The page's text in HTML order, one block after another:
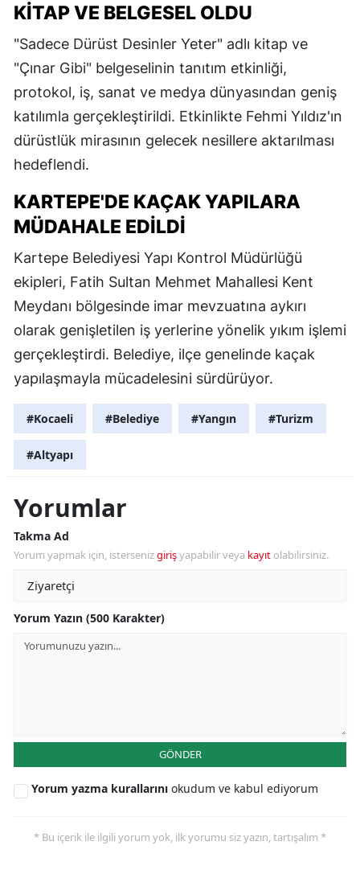
KITAP VE BELGESEL OLDU
"Sadece Dürüst Desinler Yeter" adlı kitap ve
"Çınar Gibi" belgeselinin tanıtım etkinliği,
protokol, iş, sanat ve medya dünyasından geniş
katılımla gerçekleştirildi. Etkinlikte Fehmi Yıldız'ın
dürüstlük mirasının gelecek nesillere aktarılması
hedeflendi.
KARTEPE'DE KAÇAK YAPILARA
MÜDAHALE EDILDI
Kartepe Belediyesi Yapı Kontrol Müdürlüğü
ekipleri, Fatih Sultan Mehmet Mahallesi Kent
Meydanı bölgesinde imar mevzuatına aykırı
olarak genişletilen iş yerlerine yönelik yıkım işlemi
gerçekleştirdi. Belediye, ilçe genelinde kaçak
yapılaşmayla mücadelesini sürdürüyor.
#Kocaeli #Belediye #Yangın #Turizm
#Altyapı
Yorumlar
Takma Ad
Yorum yapmak için, istersenizgirişyapabilir veya kayıt olabilirsiniz.
Yorum Yazın (500 Karakter)
GÖNDER
Yorum yazma kurallarını okudum ve kabul ediyorum
* Bu içerik ile ilgili yorum yok, ilk yorumu siz yazın, tartışalım *